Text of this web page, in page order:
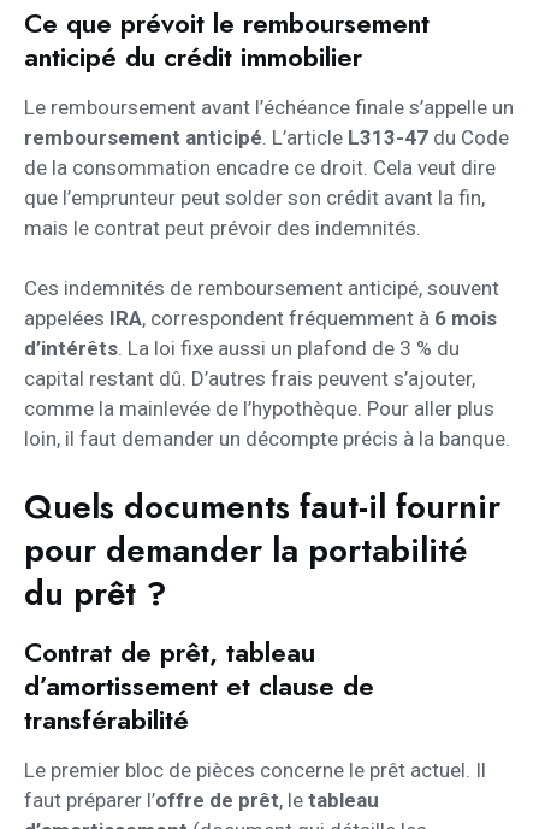
Ce que prévoit le remboursement
anticipé du crédit immobilier
Le remboursement avant l’échéance finale s’appelle un
remboursement anticipé . L’article L313-47 du Code
de la consommation encadre ce droit. Cela veut dire
que l’emprunteur peut solder son crédit avant la fin,
mais le contrat peut prévoir des indemnités.
Ces indemnités de remboursement anticipé, souvent
appelées IRA, correspondent fréquemment à 6 mois
d’intérêts. La loi fixe aussi un plafond de 3 % du
capital restant dû. D’autres frais peuvent s’ajouter,
comme la mainlevée de l’hypothèque. Pour aller plus
loin, il faut demander un décompte précis à la banque.
Quels documents faut-il fournir
pour demander la portabilité
du prêt ?
Contrat de prêt, tableau
d’amortissement et clause de
transférabilité
Le premier bloc de pièces concerne le prêt actuel. Il
faut préparer l’offre de prêt, le tableau